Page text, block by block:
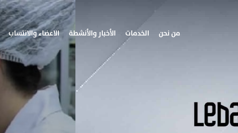
من نحن الخدمات الأخبار والأنشطة الاعضاء والانتساب